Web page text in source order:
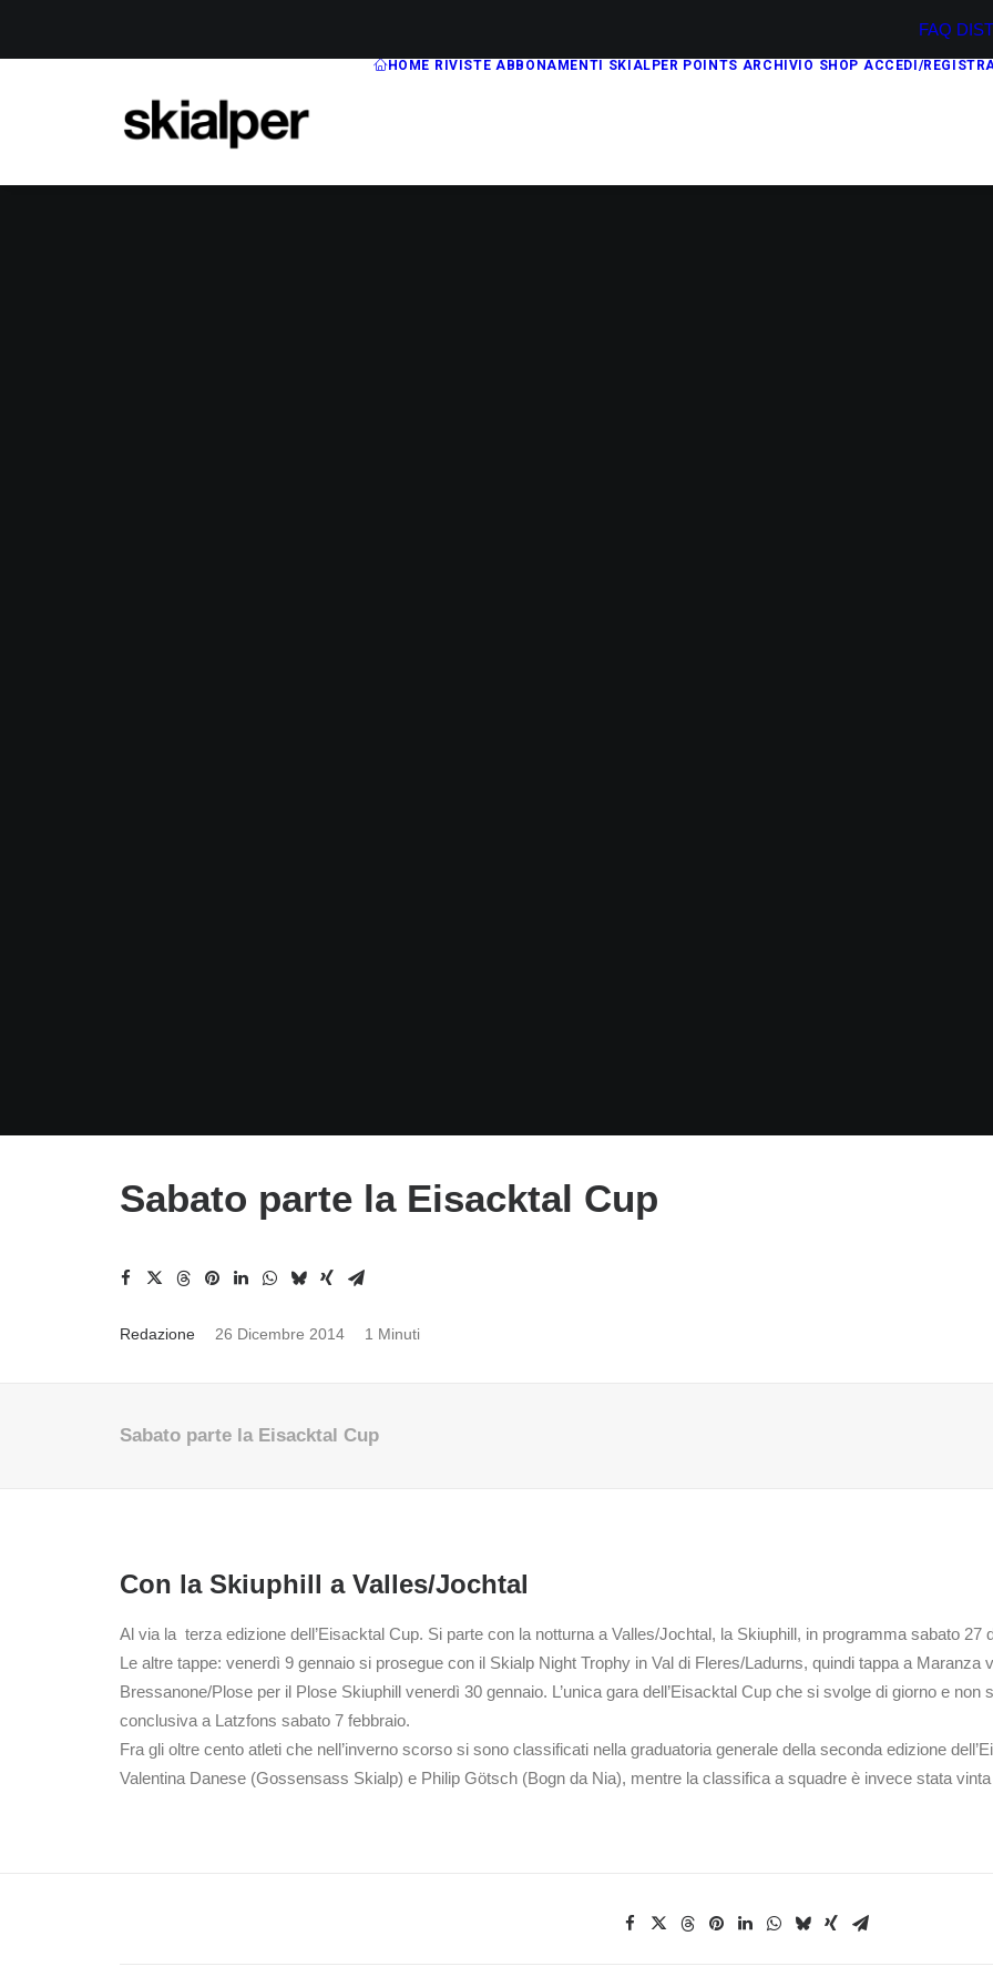
FAQ
HOME RIVISTE ABBONAMENTI SKIALPER POINTS ARCHIVIO SHOP ACCEDI/
Sabato parte la Eisacktal Cup
Redazione 26 Dicembre 2014 1 Minuti
Sabato parte la Eisacktal Cup
Con la Skiuphill a Valles/Jochtal
Al via la terza edizione dell’Eisacktal Cup. Si parte con la notturna a Valles/Jochtal, la Skiuphill, in programma sabato
Le altre tappe: venerdì 9 gennaio si prosegue con il Skialp Night Trophy in Val di Fleres/Ladurns, quindi tappa a
Bressanone/Plose per il Plose Skiuphill venerdì 30 gennaio. L’unica gara dell’Eisacktal Cup che si svolge di giorno e
conclusiva a Latzfons sabato 7 febbraio.
Fra gli oltre cento atleti che nell’inverno scorso si sono classificati nella graduatoria generale della seconda edizione
Valentina Danese (Gossensass Skialp) e Philip Götsch (Bogn da Nia), mentre la classifica a squadre è invece stata